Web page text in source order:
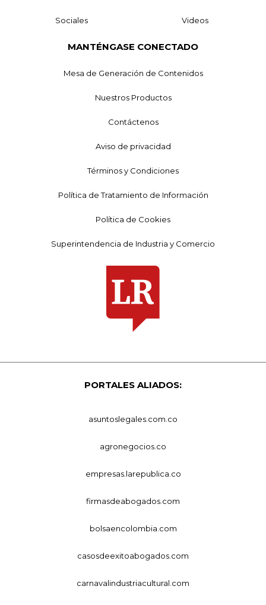
Sociales Videos
MANTÉNGASE CONECTADO
Mesa de Generación de Contenidos
Nuestros Productos
Contáctenos
Aviso de privacidad
Términos y Condiciones
Política de Tratamiento de Información
Política de Cookies
Superintendencia de Industria y Comercio
PORTALES ALIADOS:
asuntoslegales.com.co
agronegocios.co
empresas.larepublica.co
firmasdeabogados.com
bolsaencolombia.com
casosdeexitoabogados.com
carnavalindustriacultural.com